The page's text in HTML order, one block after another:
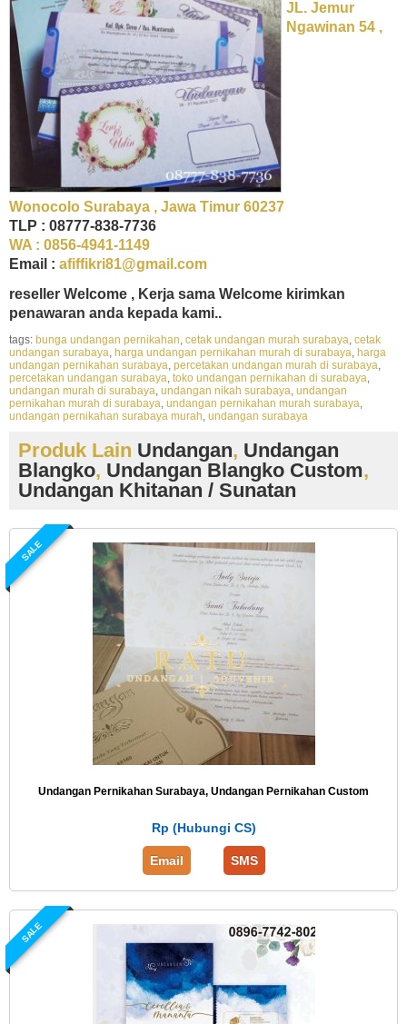
JL. Jemur
Ngawinan 54 ,
Wonocolo Surabaya , Jawa Timur 60237
TLP : 08777-838-7736
WA : 0856-4941-1149
Email : afiffikri81@gmail.com
reseller Welcome , Kerja sama Welcome kirimkan
penawaran anda kepada kami..
tags: bunga undangan pernikahan, cetak undangan murah surabaya, cetak
undangan surabaya, harga undangan pernikahan murah di surabaya, harga
undangan pernikahan surabaya, percetakan undangan murah di surabaya,
percetakan undangan surabaya, toko undangan pernikahan di surabaya,
undangan murah di surabaya, undangan nikah surabaya, undangan
pernikahan murah di surabaya, undangan pernikahan murah surabaya,
undangan pernikahan surabaya murah, undangan surabaya
Produk Lain Undangan, Undangan
Blangko, Undangan Blangko Custom,
Undangan Khitanan / Sunatan
SALE
Undangan Pernikahan Surabaya, Undangan Pernikahan Custom
Rp (Hubungi CS)
Email SMS
SALE